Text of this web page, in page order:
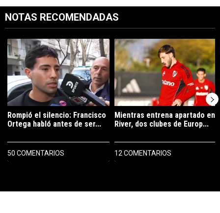
NOTAS RECOMENDADAS
Un artículo de tendencia con el título "Rompió el silencio: Francisco
Rompió el silencio: Francisco
Ortega habló antes de ser...
50 COMENTARIOS
Un artículo de tendencia con el
Mientras entrena apartado en
River, dos clubes de Europ...
12 COMENTARIOS